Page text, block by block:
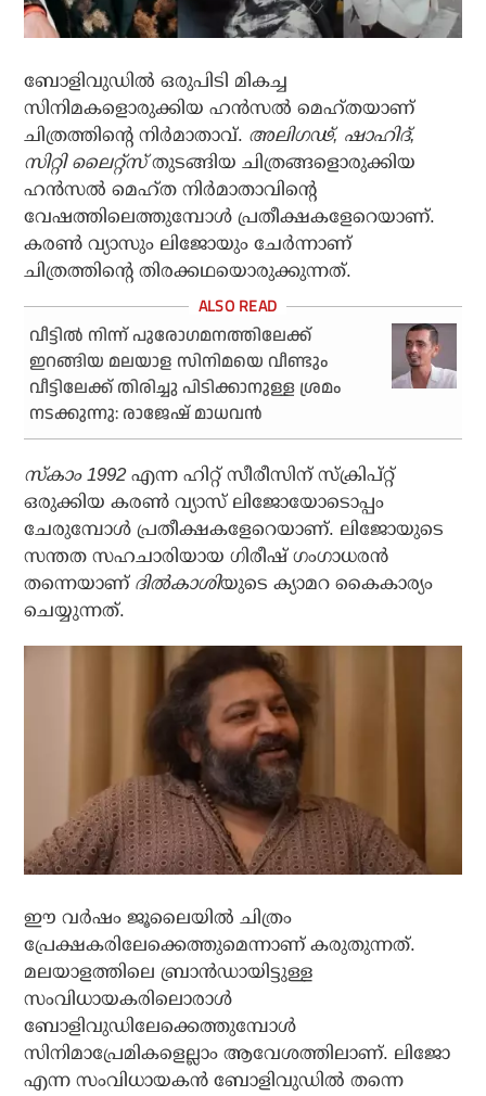
ബോളിവുഡില്‍ ഒരുപിടി മികച്ച
സിനിമകളൊരുക്കിയ ഹന്‍സല്‍ മെഹ്തയാണ്
ചിത്രത്തിന്റെ നിര്‍മാതാവ്. അലിഗഢ്, ഷാഹിദ്,
സിറ്റി ലൈറ്റ്‌സ്തുടങ്ങിയ ചിത്രങ്ങളൊരുക്കിയ
ഹന്‍സല്‍ മെഹ്ത നിര്‍മാതാവിന്റെ
വേഷത്തിലെത്തുമ്പോള്‍ പ്രതീക്ഷകളേറെയാണ്.
കരണ്‍ വ്യാസും ലിജോയും ചേര്‍ന്നാണ്
ചിത്രത്തിന്റെ തിരക്കഥയൊരുക്കുന്നത്.
വീട്ടില്‍ നിന്ന് പുരോഗമനത്തിലേക്ക്
ഇറങ്ങിയ മലയാള സിനിമയെ വീണ്ടും
വീട്ടിലേക്ക് തിരിച്ചു പിടിക്കാനുള്ള ശ്രമം
നടക്കുന്നു: രാജേഷ് മാധവന്‍
സ്‌കാം 1992എന്ന ഹിറ്റ് സീരീസിന് സ്‌ക്രിപ്റ്റ്
ഒരുക്കിയ കരണ്‍ വ്യാസ് ലിജോയോടൊപ്പം
ചേരുമ്പോള്‍ പ്രതീക്ഷകളേറെയാണ്. ലിജോയുടെ
സന്തത സഹചാരിയായ ഗിരീഷ് ഗംഗാധരന്‍
തന്നെയാണ് ദില്‍കാശിയുടെ ക്യാമറ കൈകാര്യം
ചെയ്യുന്നത്.
ഈ വര്‍ഷം ജൂലൈയില്‍ ചിത്രം
പ്രേക്ഷകരിലേക്കെത്തുമെന്നാണ് കരുതുന്നത്.
മലയാളത്തിലെ ബ്രാന്‍ഡായിട്ടുള്ള
സംവിധായകരിലൊരാള്‍
ബോളിവുഡിലേക്കെത്തുമ്പോള്‍
സിനിമാപ്രേമികളെല്ലാം ആവേശത്തിലാണ്. ലിജോ
എന്ന സംവിധായകന്‍ ബോളിവുഡില്‍ തന്നെ